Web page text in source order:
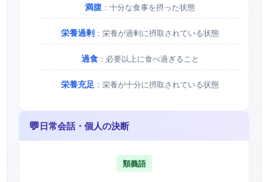
満腹 ：十分な食事を摂った状態
栄養過剰 ：栄養が過剰に摂取されている状態
過食：必要以上に食べ過ぎること
栄養充足 ：栄養が十分に摂取されている状態
💬日常会話・個人の決断
類義語